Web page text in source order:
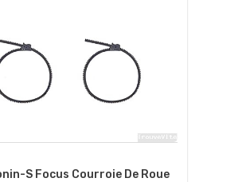
S Focus Courroie De Roue